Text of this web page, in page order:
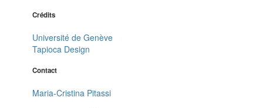
Crédits
Université de Genève
Tapioca Design
Contact
Maria-Cristina Pitassi